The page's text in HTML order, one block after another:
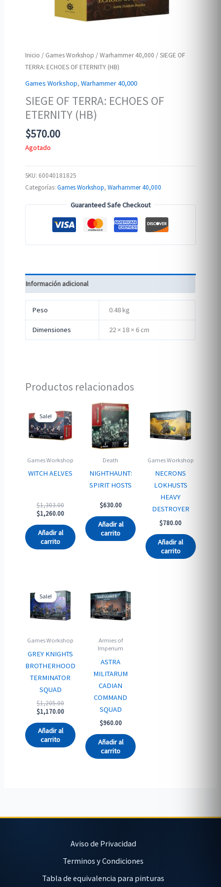
Inicio / Games Workshop /Warhammer 40,000 / SIEGE OF
TERRA: ECHOES OF ETERNITY (HB)
Games Workshop,Warhammer 40,000
SIEGE OF TERRA: ECHOES OF
ETERNITY (HB)
$570.00
Agotado
SKU: 60040181825
Categorías:Games Workshop,Warhammer 40,000
Guaranteed Safe Checkout
Información adicional
Peso 0.48 kg
Dimensiones 22 × 18 × 6 cm
Productos relacionados
Sale!
Sale!
Games Workshop
WITCH AELVES
$1,303.00Original
price
$1,303.00.
$1,260.00Current
$1,260.00.
Añadir al
carrito
Death
NIGHTHAUNT:
SPIRIT HOSTS
$630.00
Añadir al
carrito
Games Workshop
NECRONS
LOKHUSTS
HEAVY
DESTROYER
$780.00
Añadir al
carrito
Sale!
Sale!
Games Workshop
GREY KNIGHTS
BROTHERHOOD
TERMINATOR
SQUAD
$1,205.00Original
price
$1,205.00.
$1,170.00Current
$1,170.00.
Añadir al
carrito
Armies of
Imperium
ASTRA
MILITARUM
CADIAN
COMMAND
SQUAD
$960.00
Añadir al
carrito
Aviso de Privacidad
Terminos y Condiciones
Tabla de equivalencia para pinturas